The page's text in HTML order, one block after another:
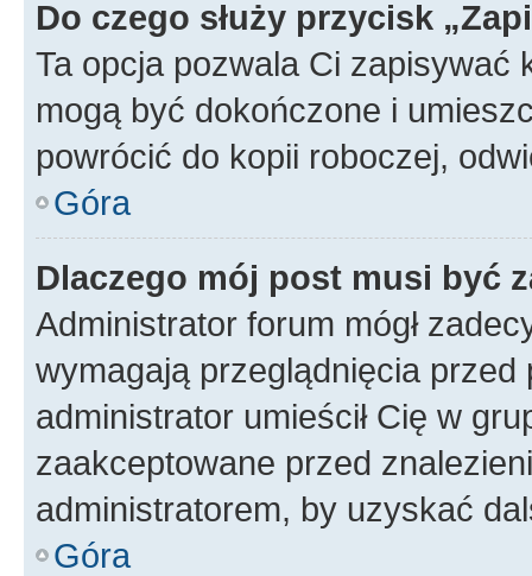
Do czego służy przycisk
Ta opcja pozwala Ci zapisywać
mogą być dokończone i
powrócić do kopii roboczej,
Góra
Dlaczego mój post musi być
Administrator forum mógł
wymagają przeglądnięcia
administrator umieścił Cię w
zaakceptowane przed
administratorem, by uzyskać
Góra